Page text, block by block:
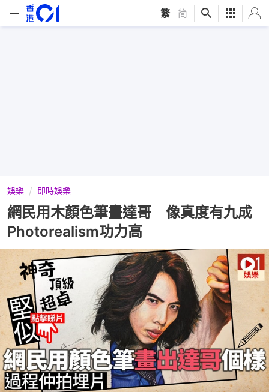
繁 简
娛樂 即時娛樂
網民用木顏色筆畫達哥 像真度有九成
Photorealism功力高